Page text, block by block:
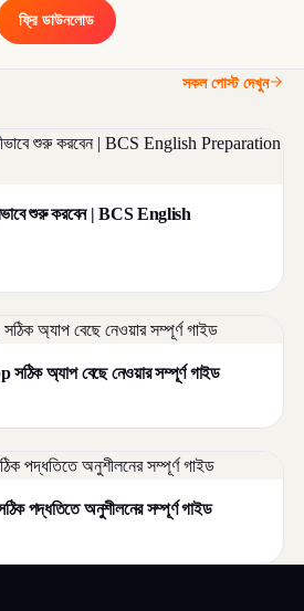
ফ্রি ডাউনলোড
সকল পোস্ট দেখুন
শুরু করবেন | BCS English
অ্যাপ বেছে নেওয়ার সম্পূর্ণ গাইড
পদ্ধতিতে অনুশীলনের সম্পূর্ণ গাইড